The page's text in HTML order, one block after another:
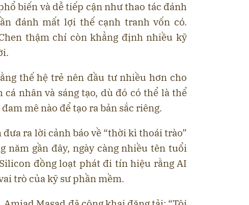
biến và dễ tiếp cận như thao tác đánh
đánh mất lợi thế cạnh tranh vốn có.
thậm chí còn khẳng định nhiều kỹ
thế hệ trẻ nên đầu tư nhiều hơn cho
nhân và sáng tạo, dù đó có thể là thể
mê nào để tạo ra bản sắc riêng.
ra lời cảnh báo về “thời kì thoái trào”
năm gần đây, ngày càng nhiều tên tuổi
đồng loạt phát đi tín hiệu rằng AI
trò của kỹ sư phần mềm.